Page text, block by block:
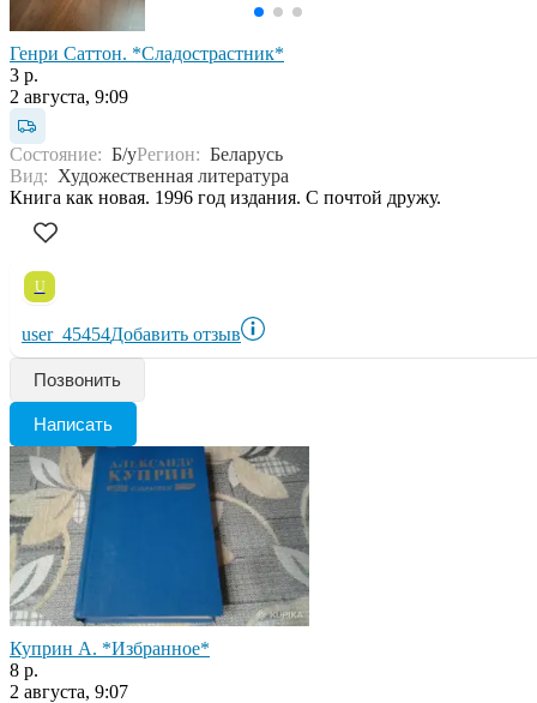
Генри Саттон. *Сладострастник*
3 р.
2 августа, 9:09
Состояние: Б/уРегион: Беларусь
Вид: Художественная литература
Книга как новая. 1996 год издания. С почтой дружу.
U
user_45454Добавить отзыв
Позвонить
Написать
Куприн А. *Избранное*
8 р.
2 августа, 9:07